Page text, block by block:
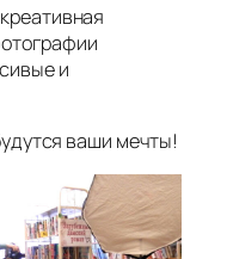
и
ваши мечты!